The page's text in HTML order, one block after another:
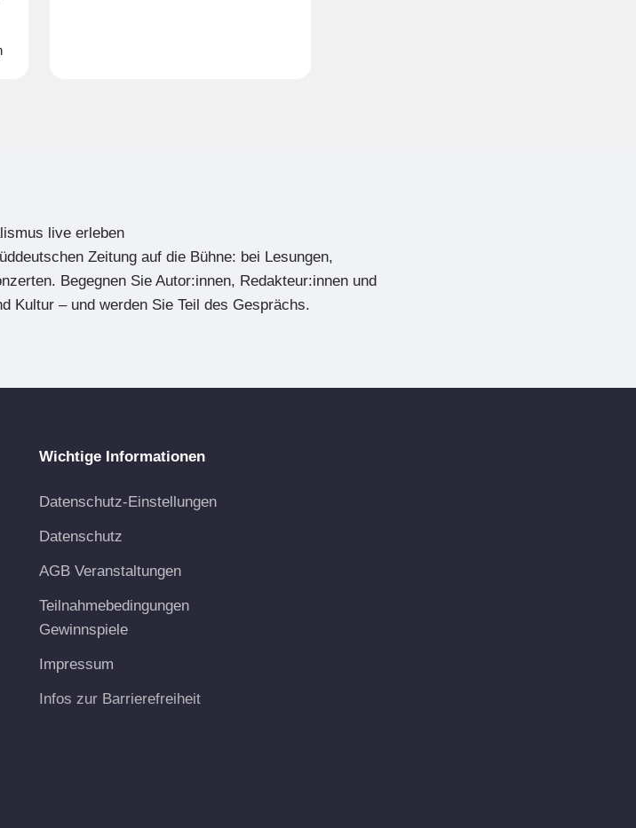
live erleben
Zeitung auf die Bühne: bei Lesungen,
Begegnen Sie Autor:innen, Redakteur:innen und
Kultur – und werden Sie Teil des Gesprächs.
Wichtige Informationen
Datenschutz-Einstellungen
Datenschutz
AGB Veranstaltungen
Teilnahmebedingungen
Gewinnspiele
Impressum
Infos zur Barrierefreiheit